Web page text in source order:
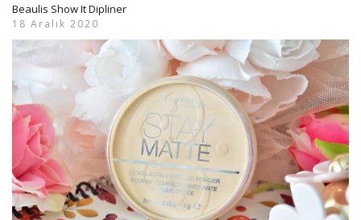
Beaulis Show It Dipliner
18 Aralık 2020